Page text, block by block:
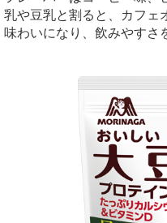
乳や豆乳と割ると、カフェ
味わいになり、飲みやすさ